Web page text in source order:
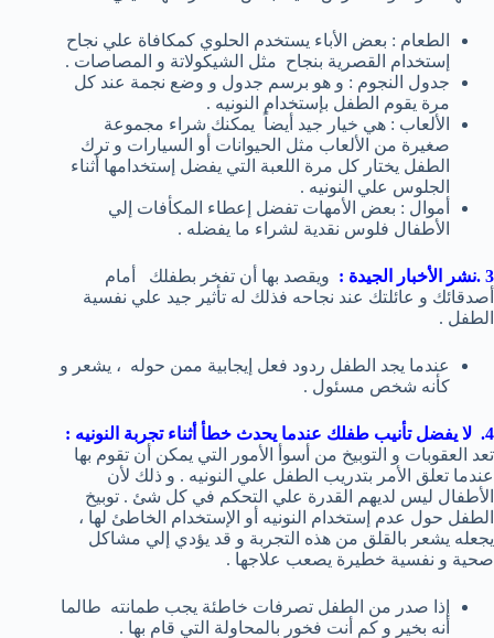
الطعام : بعض الأباء يستخدم الحلوي كمكافاة علي نجاح
إستخدام القصرية بنجاح مثل الشيكولاتة و المصاصات .
جدول النجوم : و هو برسم جدول و وضع نجمة عند كل
مرة يقوم الطفل بإستخدام النونيه .
الألعاب : هي خيار جيد أيضاً يمكنك شراء مجموعة
صغيرة من الألعاب مثل الحيوانات أو السيارات و ترك
الطفل يختار كل مرة اللعبة التي يفضل إستخدامها أثناء
الجلوس علي النونيه .
أموال : بعض الأمهات تفضل إعطاء المكأفات إلي
الأطفال فلوس نقدية لشراء ما يفضله .
3 .نشر الأخبار الجيدة :
ويقصد بها أن تفخر بطفلك أمام
أصدقائك و عائلتك عند نجاحه فذلك له تأثير جيد علي نفسية
الطفل .
عندما يجد الطفل ردود فعل إيجابية ممن حوله ، يشعر و
كأنه شخص مسئول .
4. لا يفضل تأنيب طفلك عندما يحدث خطأ أثناء تجربة النونيه :
تعد العقوبات و التوبيخ من أسوأ الأمور التي يمكن أن تقوم بها
عندما تعلق الأمر بتدريب الطفل علي النونيه . و ذلك لأن
الأطفال ليس لديهم القدرة علي التحكم في كل شئ . توبيخ
الطفل حول عدم إستخدام النونيه أو الإستخدام الخاطئ لها ،
يجعله يشعر بالقلق من هذه التجربة و قد يؤدي إلي مشاكل
صحية و نفسية خطيرة يصعب علاجها .
إذا صدر من الطفل تصرفات خاطئة يجب طمانته طالما
أنه بخير و كم أنت فخور بالمحاولة التي قام بها .